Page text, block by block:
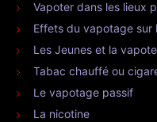
Vapoter dans les lieux
Effets du vapotage sur
Les Jeunes et la vapote
Tabac chauffé ou
Le vapotage passif
La nicotine